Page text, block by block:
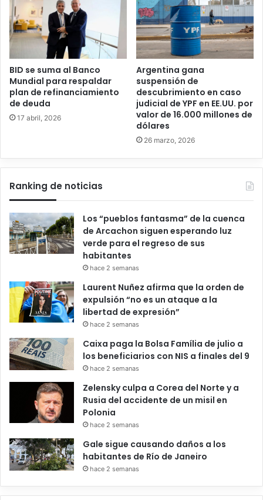
BID se suma al Banco
Mundial para respaldar
plan de refinanciamiento
de deuda
17 abril, 2026
Argentina gana
suspensión de
descubrimiento en caso
judicial de YPF en EE.UU. por
valor de 16.000 millones de
dólares
26 marzo, 2026
Ranking de noticias
Los “pueblos fantasma” de la cuenca
de Arcachon siguen esperando luz
verde para el regreso de sus
habitantes
hace 2 semanas
Laurent Nuñez afirma que la orden de
expulsión “no es un ataque a la
libertad de expresión”
hace 2 semanas
Caixa paga la Bolsa Família de julio a
los beneficiarios con NIS a finales del 9
hace 2 semanas
Zelensky culpa a Corea del Norte y a
Rusia del accidente de un misil en
Polonia
hace 2 semanas
Gale sigue causando daños a los
habitantes de Río de Janeiro
hace 2 semanas